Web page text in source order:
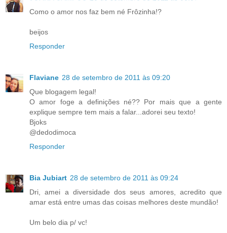
Como o amor nos faz bem né Frôzinha!?
beijos
Responder
Flaviane 28 de setembro de 2011 às 09:20
Que blogagem legal!
O amor foge a definições né?? Por mais que a gente
explique sempre tem mais a falar...adorei seu texto!
Bjoks
@dedodimoca
Responder
Bia Jubiart 28 de setembro de 2011 às 09:24
Dri, amei a diversidade dos seus amores, acredito que
amar está entre umas das coisas melhores deste mundão!
Um belo dia p/ vc!